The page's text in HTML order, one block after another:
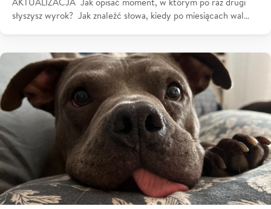
słyszysz wyrok? Jak znaleźć słowa, kiedy po miesiącach wal…